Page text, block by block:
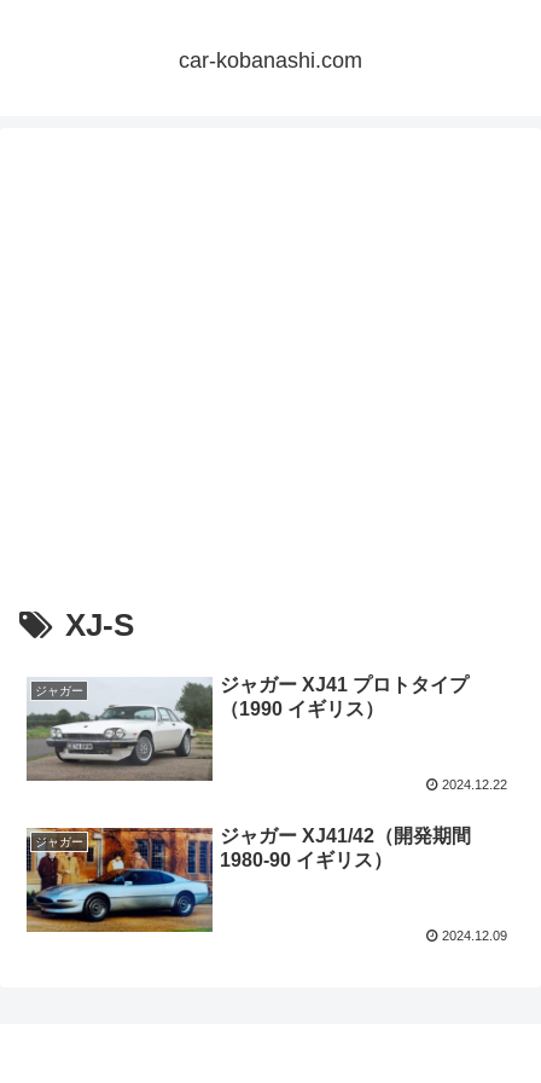
car-kobanashi.com
XJ-S
ジャガー
ジャガー XJ41 プロトタイプ
（1990 イギリス）
2024.12.22
ジャガー
ジャガー XJ41/42（開発期間
1980-90 イギリス）
2024.12.09